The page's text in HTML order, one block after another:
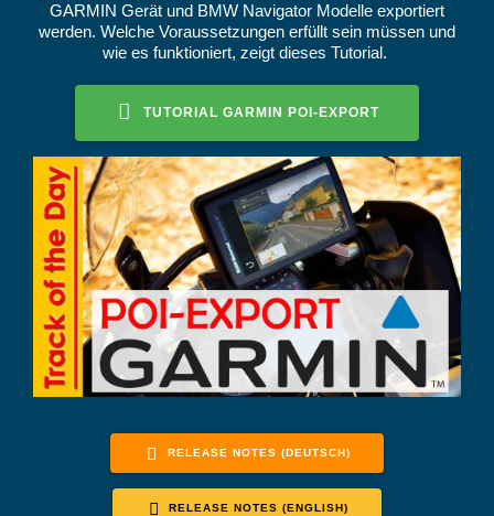
GARMIN Gerät und BMW Navigator Modelle exportiert
werden. Welche Voraussetzungen erfüllt sein müssen und
wie es funktioniert, zeigt dieses Tutorial.
TUTORIAL GARMIN POI-EXPORT
RELEASE NOTES (DEUTSCH)
RELEASE NOTES (ENGLISH)